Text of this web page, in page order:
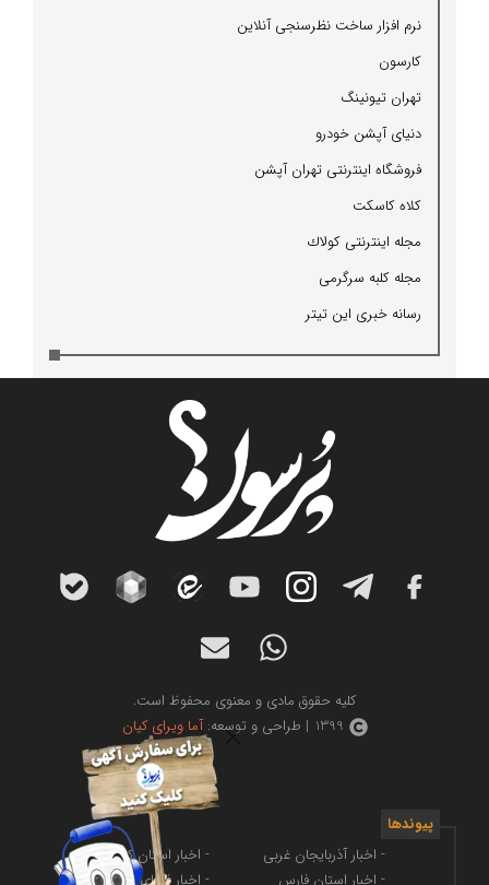
نرم افزار ساخت نظرسنجی آنلاین
كارسون
تهران تیونینگ
دنیای آپشن خودرو
فروشگاه اینترنتی تهران آپشن
كلاه كاسكت
مجله اینترنتی كولاك
مجله كلبه سرگرمی
رسانه خبری این تیتر
کلیه حقوق مادی و معنوی محفوظ است.
1399 | طراحی و توسعه:
آما ویرای کیان
پیوندها
- اخبار آذربایجان غربی
- اخبار استان فارس
- اخبار استان کرمانشاه
- اخبار فضای مجازی